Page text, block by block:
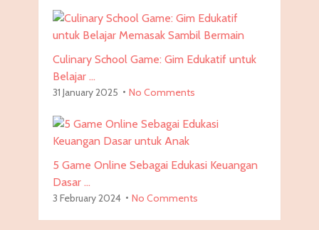
Culinary School Game: Gim Edukatif untuk
Belajar …
31 January 2025 No Comments
5 Game Online Sebagai Edukasi Keuangan
Dasar …
3 February 2024 No Comments